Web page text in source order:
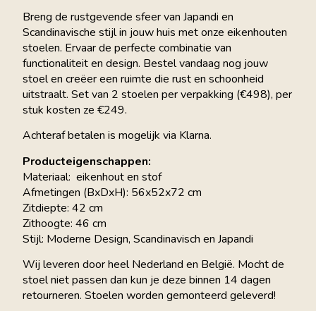
Breng de rustgevende sfeer van Japandi en
Scandinavische stijl in jouw huis met onze eikenhouten
stoelen. Ervaar de perfecte combinatie van
functionaliteit en design. Bestel vandaag nog jouw
stoel en creëer een ruimte die rust en schoonheid
uitstraalt. Set van 2 stoelen per verpakking (€498), per
stuk kosten ze €249.
Achteraf betalen is mogelijk via Klarna.
Producteigenschappen:
Materiaal: eikenhout en stof
Afmetingen (BxDxH): 56x52x72 cm
Zitdiepte: 42 cm
Zithoogte: 46 cm
Stijl: Moderne Design, Scandinavisch en Japandi
Wij leveren door heel Nederland en België. Mocht de
stoel niet passen dan kun je deze binnen 14 dagen
retourneren. Stoelen worden gemonteerd geleverd!